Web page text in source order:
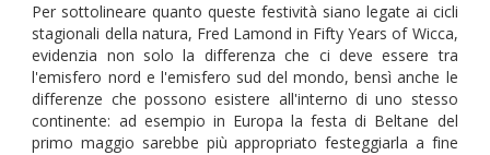
Per sottolineare quanto queste festività siano legate ai cicli
stagionali della natura, Fred Lamond in Fifty Years of Wicca,
evidenzia non solo la differenza che ci deve essere tra
l'emisfero nord e l'emisfero sud del mondo, bensì anche le
differenze che possono esistere all'interno di uno stesso
continente: ad esempio in Europa la festa di Beltane del
primo maggio sarebbe più appropriato festeggiarla a fine